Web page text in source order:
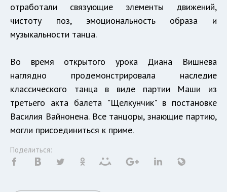
отработали связующие элементы движений,
чистоту поз, эмоциональность образа и
музыкальности танца.
Во время открытого урока Диана Вишнева
наглядно продемонстрировала наследие
классического танца в виде партии Маши из
третьего акта балета "Щелкунчик" в постановке
Василия Вайнонена. Все танцоры, знающие партию,
могли присоединиться к приме.
Поделиться: